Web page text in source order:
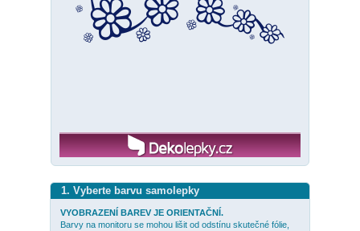
1. Vyberte barvu samolepky
VYOBRAZENÍ BAREV JE ORIENTAČNÍ.
Barvy na monitoru se mohou lišit od odstínu skutečné fólie,